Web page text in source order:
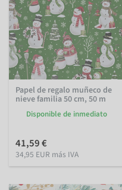
Papel de regalo muñeco de
nieve familia 50 cm, 50 m
Disponible de inmediato
41,59 €
34,95 EUR más IVA